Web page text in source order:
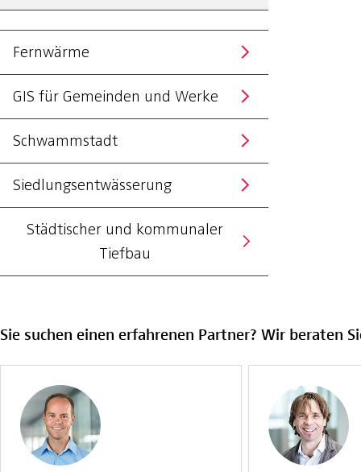
Fernwärme
GIS für Gemeinden und Werke
Schwammstadt
Siedlungsentwässerung
Städtischer und kommunaler
Tiefbau
Sie suchen einen erfahrenen Partner? Wir beraten